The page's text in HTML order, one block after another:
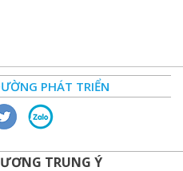
PHÁT TRIỂN
TRUNG Ý